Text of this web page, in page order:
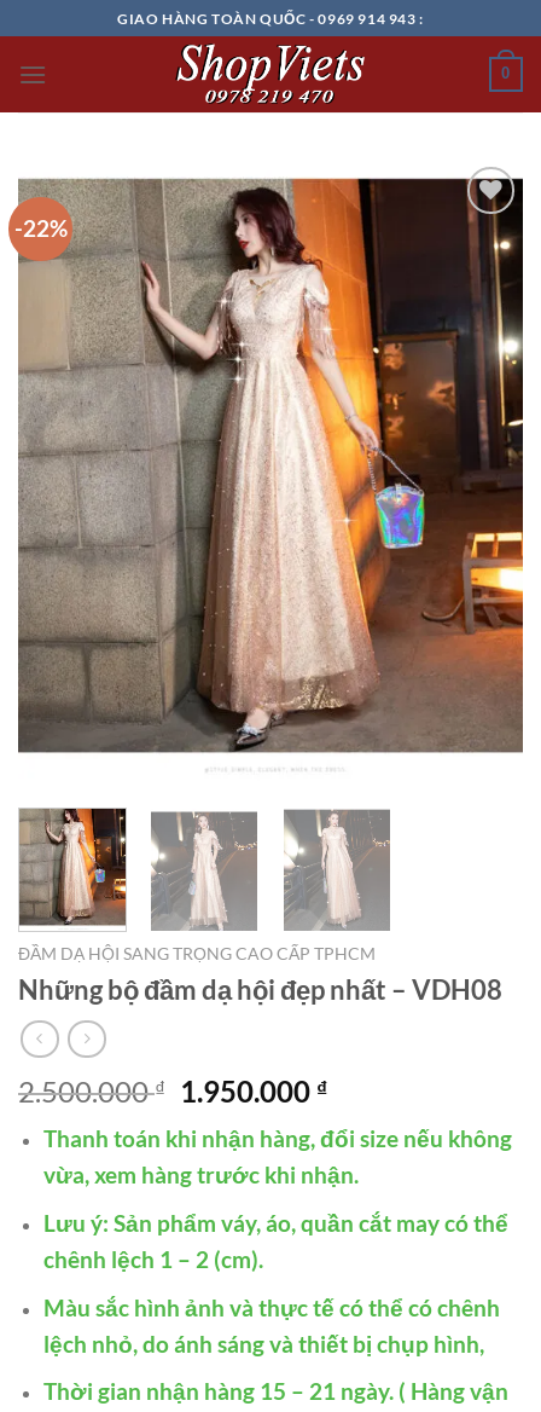
đến
nội
GIAO HÀNG TOÀN QUỐC - 0969 914 943 :
0
-22%
Add to
wishlist
ĐẦM DẠ HỘI SANG TRỌNG CAO CẤP TPHCM
Những bộ đầm dạ hội đẹp nhất – VDH08
2.500.000₫
Giá
là:
2.500.000 ₫.
1.950.000 ₫Giá
tại
là:
1.950.000 ₫.
Thanh toán khi nhận hàng, đổi size nếu không
vừa, xem hàng trước khi nhận.
Lưu ý: Sản phẩm váy, áo, quần cắt may có thể
chênh lệch 1 – 2 (cm).
Màu sắc hình ảnh và thực tế có thể có chênh
lệch nhỏ, do ánh sáng và thiết bị chụp hình,
Thời gian nhận hàng 15 – 21 ngày. ( Hàng vận